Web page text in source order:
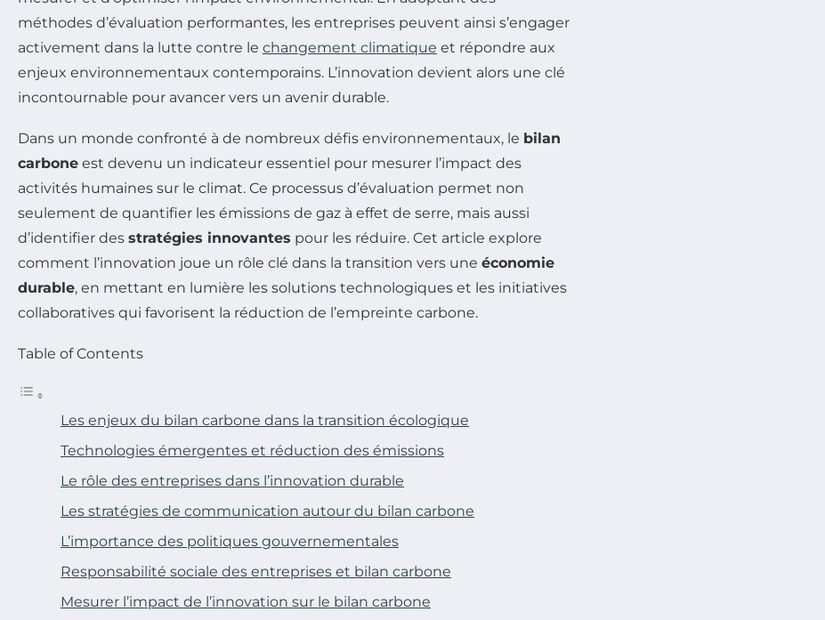
méthodes d’évaluation performantes, les entreprises peuvent ainsi s’engager
activement dans la lutte contre le changement climatique et répondre aux
enjeux environnementaux contemporains. L’innovation devient alors une clé
incontournable pour avancer vers un avenir durable.
Dans un monde confronté à de nombreux défis environnementaux, le bilan
carbone est devenu un indicateur essentiel pour mesurer l’impact des
activités humaines sur le climat. Ce processus d’évaluation permet non
seulement de quantifier les émissions de gaz à effet de serre, mais aussi
d’identifier des stratégies innovantes pour les réduire. Cet article explore
comment l’innovation joue un rôle clé dans la transition vers une économie
durable, en mettant en lumière les solutions technologiques et les initiatives
collaboratives qui favorisent la réduction de l’empreinte carbone.
Table of Contents
Les enjeux du bilan carbone dans la transition écologique
Technologies émergentes et réduction des émissions
Le rôle des entreprises dans l’innovation durable
Les stratégies de communication autour du bilan carbone
L’importance des politiques gouvernementales
Responsabilité sociale des entreprises et bilan carbone
Mesurer l’impact de l’innovation sur le bilan carbone